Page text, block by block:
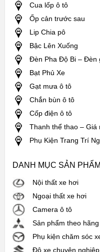
Cua lốp ô tô
Ốp cản trước sau
Lip Chia pô
Bậc Lên Xuống
Đèn Pha Độ Bi – Đèn
Bạt Phủ Xe
Gạt mưa ô tô
Chắn bùn ô tô
Cốp điện ô tô
Thanh thể thao – Giá
Phụ Kiện Trang Trí
DANH MỤC SẢN PHẨM
Nội thất xe hơi
Ngoại thất xe hơi
Camera ô tô
Sản phẩm theo
Phụ kiện chăm sóc
Độ xe chuyên nghiệp